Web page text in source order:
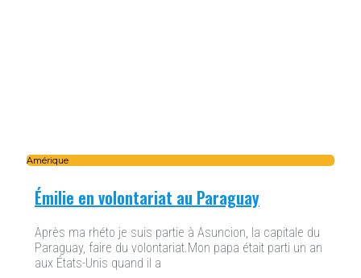
Amérique
Émilie en volontariat au Paraguay
Après ma rhéto je suis partie à Asuncion, la capitale du
Paraguay, faire du volontariat.Mon papa était parti un an
aux États-Unis quand il a